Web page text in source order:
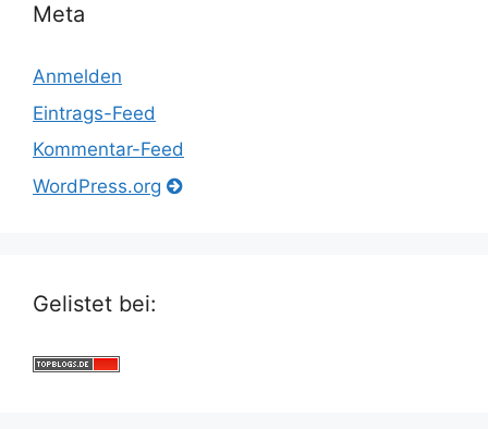
Meta
Anmelden
Eintrags-Feed
Kommentar-Feed
WordPress.org
Gelistet bei: